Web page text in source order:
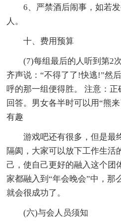
6、严禁酒后闹事，如若
人。
十、费用预算
(7)每组最后的人听到第2
齐声说：“不得了了!快逃!”然
呼的那一组便得胜。 注意：
回答。男女各半时可以用“熊
有趣
游戏吧还有很多，但是最
隔阂，大家可以放下工作生活
己，使自己更好的融入这个团
家都融入到“年会晚会”中，那
就会很成功了。
(六)与会人员须知